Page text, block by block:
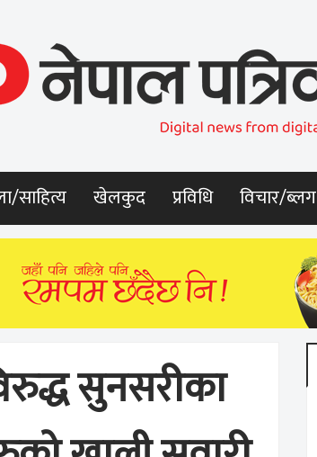
साहित्य खेलकुद प्रविधि विचार/ब्लग
सुनसरीका